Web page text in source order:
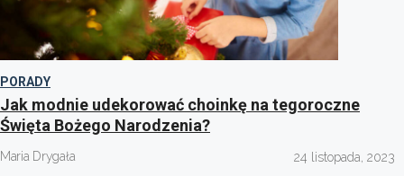
PORADY
Jak modnie udekorować choinkę na tegoroczne
Święta Bożego Narodzenia?
Maria Drygała 24 listopada, 2023